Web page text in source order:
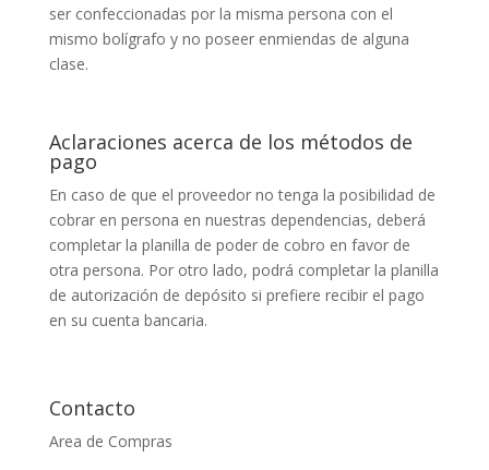
ser confeccionadas por la misma persona con el
mismo bolígrafo y no poseer enmiendas de alguna
clase.
Aclaraciones acerca de los métodos de
pago
En caso de que el proveedor no tenga la posibilidad de
cobrar en persona en nuestras dependencias, deberá
completar la planilla de poder de cobro en favor de
otra persona. Por otro lado, podrá completar la planilla
de autorización de depósito si prefiere recibir el pago
en su cuenta bancaria.
Contacto
Area de Compras